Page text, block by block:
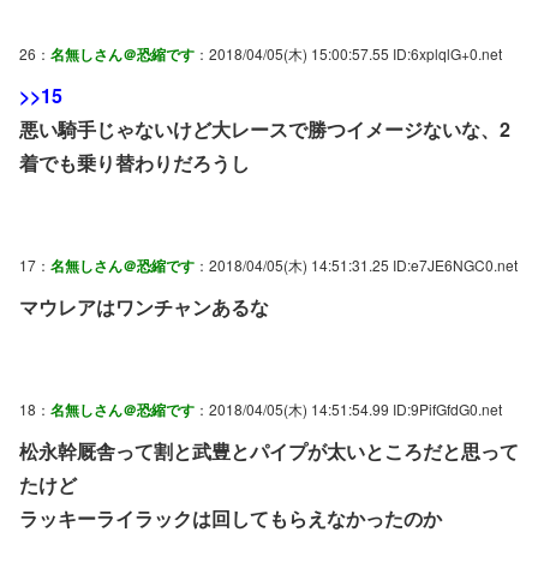
26： 名無しさん＠恐縮です ：2018/04/05(木) 15:00:57.55 ID:6xplqlG+0.net
>>15
悪い騎手じゃないけど大レースで勝つイメージないな、2
着でも乗り替わりだろうし
17： 名無しさん＠恐縮です ：2018/04/05(木) 14:51:31.25 ID:e7JE6NGC0.net
マウレアはワンチャンあるな
18： 名無しさん＠恐縮です ：2018/04/05(木) 14:51:54.99 ID:9PifGfdG0.net
松永幹厩舎って割と武豊とパイプが太いところだと思って
たけど
ラッキーライラックは回してもらえなかったのか